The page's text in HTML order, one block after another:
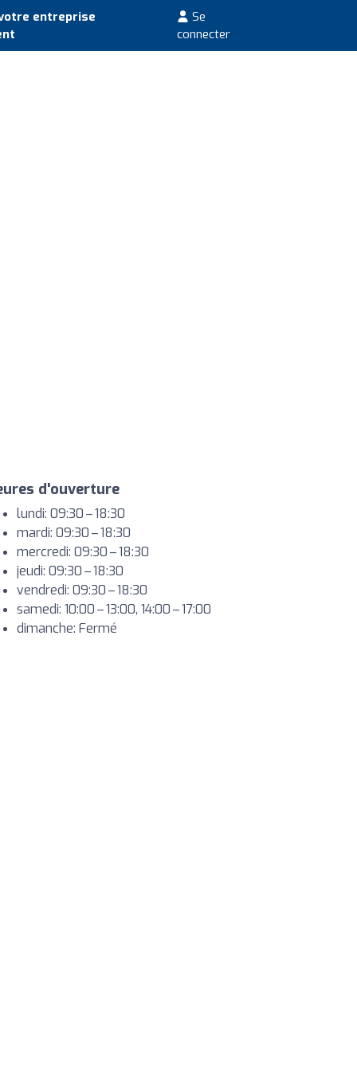
entreprise
Se
connecter
d'ouverture
lundi: 09:30 – 18:30
mardi: 09:30 – 18:30
mercredi: 09:30 – 18:30
jeudi: 09:30 – 18:30
vendredi: 09:30 – 18:30
samedi: 10:00 – 13:00, 14:00 – 17:00
dimanche: Fermé